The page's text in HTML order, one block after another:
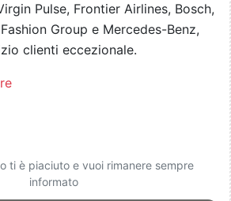
Pulse, Frontier Airlines, Bosch,
Group e Mercedes-Benz,
clienti eccezionale.
ti è piaciuto e vuoi rimanere sempre
informato